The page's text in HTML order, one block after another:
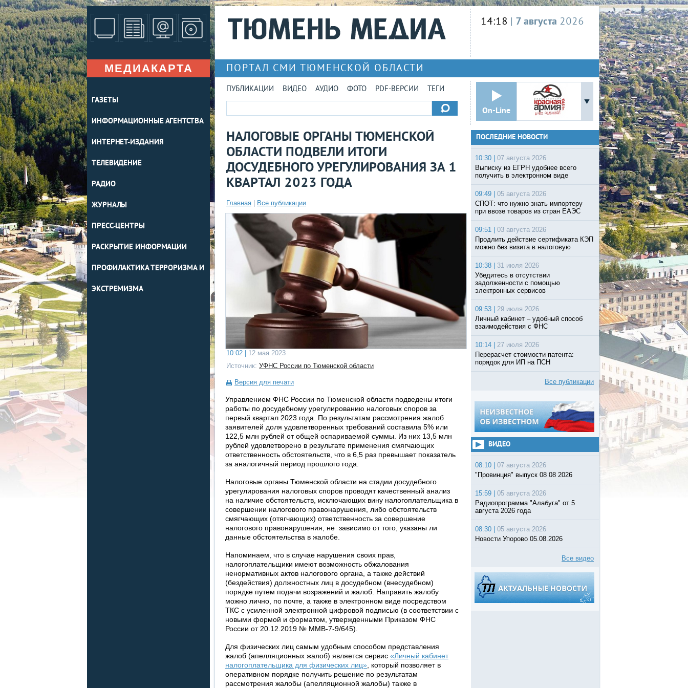
МЕДИАКАРТА
ГАЗЕТЫ
ИНФОРМАЦИОННЫЕ АГЕНТСТВА
ИНТЕРНЕТ-ИЗДАНИЯ
ТЕЛЕВИДЕНИЕ
РАДИО
ЖУРНАЛЫ
ПРЕСС-ЦЕНТРЫ
РАСКРЫТИЕ ИНФОРМАЦИИ
ПРОФИЛАКТИКА ТЕРРОРИЗМА И
ЭКСТРЕМИЗМА
14:18 | 7 августа 2026
ПОРТАЛ СМИ ТЮМЕНСКОЙ ОБЛАСТИ
ПУБЛИКАЦИИ ВИДЕО АУДИО ФОТО PDF-ВЕРСИИ ТЕГИ
On-Line
НАЛОГОВЫЕ ОРГАНЫ ТЮМЕНСКОЙ
ОБЛАСТИ ПОДВЕЛИ ИТОГИ
ДОСУДЕБНОГО УРЕГУЛИРОВАНИЯ ЗА 1
КВАРТАЛ 2023 ГОДА
Главная Все публикации
10:02 |
12 мая 2023
Источник: УФНС России по Тюменской области
Версия для печати
Управлением ФНС России по Тюменской области подведены итоги
работы по досудебному урегулированию налоговых споров за
первый квартал 2023 года. По результатам рассмотрения жалоб
заявителей доля удовлетворенных требований составила 5% или
122,5 млн рублей от общей оспариваемой суммы. Из них 13,5 млн
рублей удовлетворено в результате применения смягчающих
ответственность обстоятельств, что в 6,5 раз превышает показатель
за аналогичный период прошлого года.
Налоговые органы Тюменской области на стадии досудебного
урегулирования налоговых споров проводят качественный анализ
на наличие обстоятельств, исключающих вину налогоплательщика в
совершении налогового правонарушения, либо обстоятельств
смягчающих (отягчающих) ответственность за совершение
налогового правонарушения, не зависимо от того, указаны ли
данные обстоятельства в жалобе.
Напоминаем, что в случае нарушения своих прав,
налогоплательщики имеют возможность обжалования
ненормативных актов налогового органа, а также действий
(бездействия) должностных лиц в досудебном (внесудебном)
порядке путем подачи возражений и жалоб. Направить жалобу
можно лично, по почте, а также в электронном виде посредством
ТКС с усиленной электронной цифровой подписью (в соответствии с
новыми формой и форматом, утвержденными Приказом ФНС
России от 20.12.2019 № ММВ-7-9/645).
Для физических лиц самым удобным способом представления
жалоб (апелляционных жалоб) является сервис «Личный кабинет
налогоплательщика для физических лиц» , который позволяет в
оперативном порядке получить решение по результатам
рассмотрения жалобы (апелляционной жалобы) также в
ПОСЛЕДНИЕ НОВОСТИ
10:30 |
07 августа 2026
Выписку из ЕГРН удобнее всего
получить в электронном виде
09:49 |
05 августа 2026
СПОТ: что нужно знать импортеру
при ввозе товаров из стран ЕАЭС
09:51 |
03 августа 2026
Продлить действие сертификата КЭП
можно без визита в налоговую
10:38 |
31 июля 2026
Убедитесь в отсутствии
задолженности с помощью
электронных сервисов
09:53 |
29 июля 2026
Личный кабинет – удобный способ
взаимодействия с ФНС
10:14 |
27 июля 2026
Перерасчет стоимости патента:
порядок для ИП на ПСН
Все публикации
ВИДЕО
08:10 |
07 августа 2026
"Провинция" выпуск 08 08 2026
15:59 |
05 августа 2026
Радиопрограмма "Алабуга" от 5
августа 2026 года
08:30 |
05 августа 2026
Новости Упорово 05.08.2026
Все видео